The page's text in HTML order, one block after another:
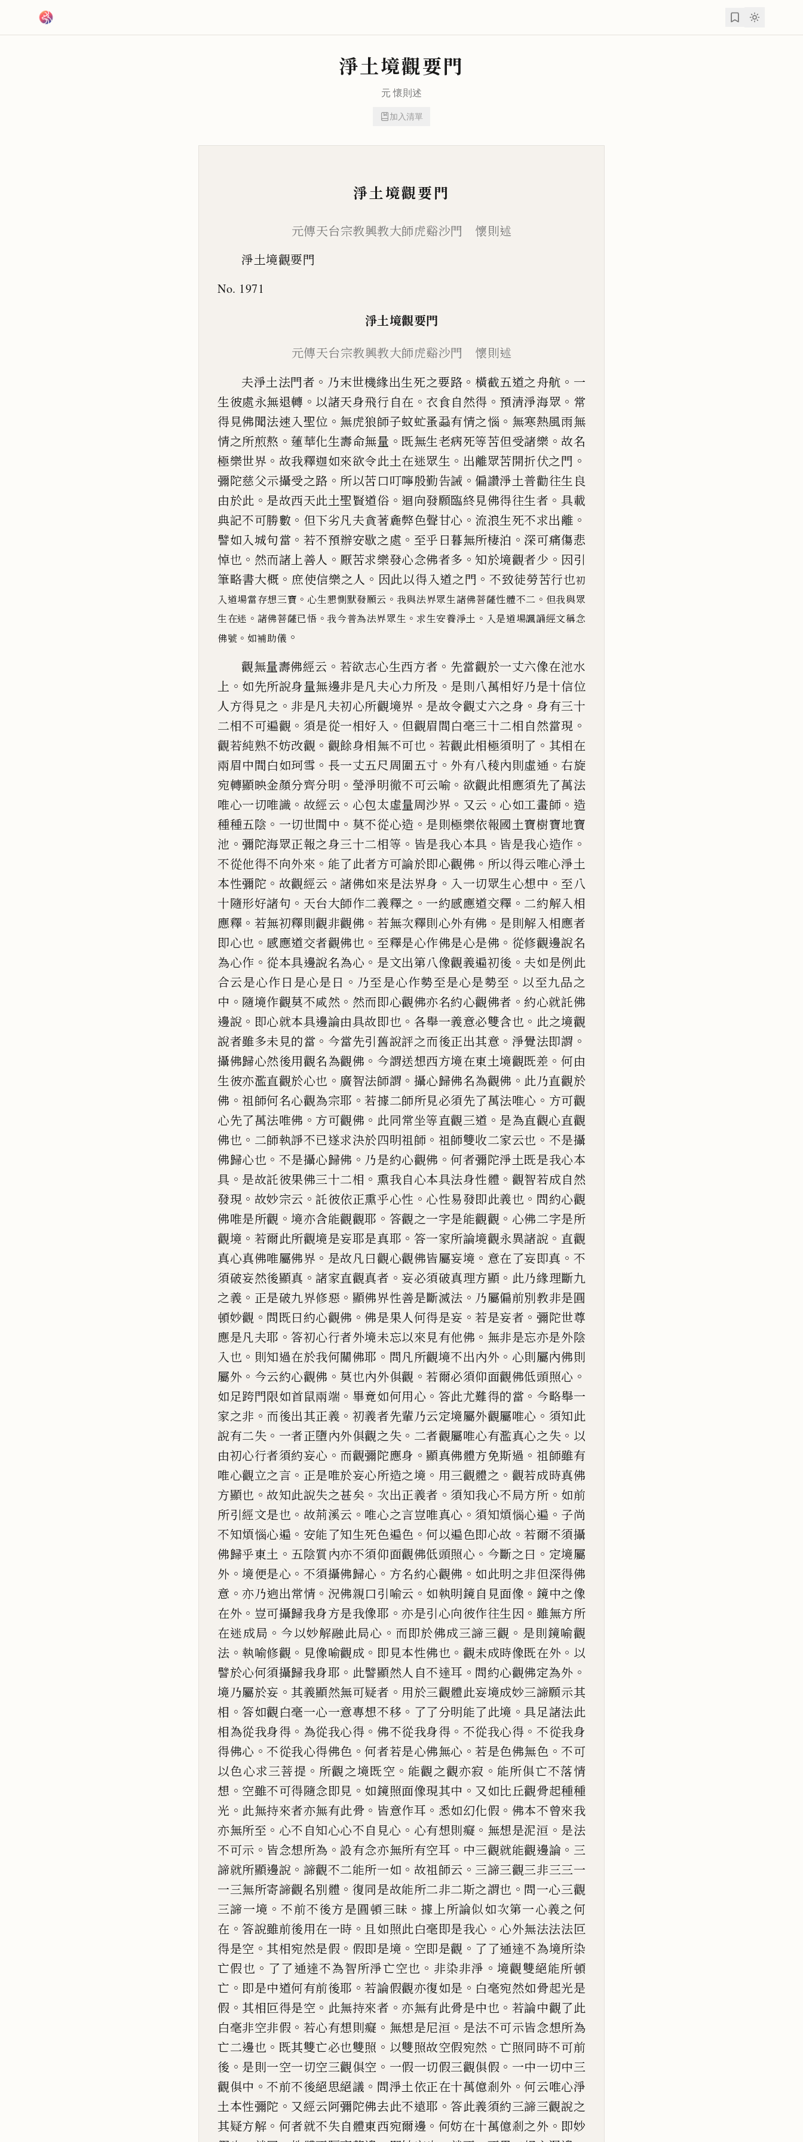
淨土境觀要門
元懷則述
加入清單
淨土境觀要門
元傳天台宗教興教大師虎谿沙門 懷則述
淨土境觀要門
No. 1971
淨土境觀要門
元傳天台宗教興教大師虎谿沙門 懷則述
夫淨土法門者 。 乃末世機緣出生死之要路 。 橫截五道之舟航 。 一
生彼處永無退轉 。 以諸天身飛行自在 。 衣食自然得 。預清淨海眾 。 常
得見佛聞法速入聖位 。 無虎狼師子蚊虻蚤蝨有情之惱 。 無寒熱風雨無
情之所煎熬 。蓮華化生壽命無量 。 既無生老病死等苦但受諸樂 。故名
極樂世界 。 故我釋迦如來欲令此土在迷眾生 。 出離眾苦開折伏之門 。
彌陀慈父示攝受之路 。 所以苦口叮嚀殷勤告誡 。偏讚淨土普勸往生良
由於此 。 是故西天此土聖賢道俗 。 迴向發願臨終見佛得往生者 。具載
典記不可勝數 。 但下劣凡夫貪著麁弊色聲甘心 。 流浪生死不求出離 。
譬如入城句當 。 若不預辦安歇之處 。 至乎日暮無所棲泊 。 深可痛傷悲
悼也 。 然而諸上善人 。 厭苦求樂發心念佛者多 。知於境觀者少 。 因引
筆略書大概 。 庶使信樂之人 。 因此以得入道之門 。 不致徒勞苦行也初
入道場當存想三寶 。 心生懇惻默發願云 。 我與法界眾生諸佛菩薩性體不二 。 但我與眾
生在迷 。 諸佛菩薩已悟 。我今普為法界眾生 。求生安養淨土 。 入是道場諷誦經文稱念
佛號 。 如補助儀 。
觀無量壽佛經云 。 若欲志心生西方者 。 先當觀於一丈六像在池水
上 。 如先所說身量無邊非是凡夫心力所及 。 是則八萬相好乃是十信位
人方得見之 。 非是凡夫初心所觀境界 。 是故令觀丈六之身 。 身有三十
二相不可遍觀 。 須是從一相好入 。 但觀眉間白毫三十二相自然當現 。
觀若純熟不妨改觀 。 觀餘身相無不可也 。 若觀此相極須明了 。 其相在
兩眉中間白如珂雪 。 長一丈五尺周圍五寸 。 外有八稜內則虛通 。右旋
宛轉顯映金顏分齊分明 。 瑩淨明徹不可云喻 。 欲觀此相應須先了萬法
唯心一切唯識 。 故經云 。 心包太虛量周沙界 。 又云 。 心如工畫師 。 造
種種五陰 。 一切世間中 。 莫不從心造 。 是則極樂依報國土寶樹寶地寶
池 。彌陀海眾正報之身三十二相等 。 皆是我心本具 。 皆是我心造作 。
不從他得不向外來 。 能了此者方可論於即心觀佛 。 所以得云唯心淨土
本性彌陀 。 故觀經云 。諸佛如來是法界身 。 入一切眾生心想中 。 至八
十隨形好諸句 。 天台大師作二義釋之 。 一約感應道交釋 。 二約解入相
應釋 。 若無初釋則觀非觀佛 。 若無次釋則心外有佛 。 是則解入相應者
即心也 。 感應道交者觀佛也 。 至釋是心作佛是心是佛 。 從修觀邊說名
為心作 。 從本具邊說名為心 。 是文出第八像觀義遍初後 。 夫如是例此
合云是心作日是心是日 。 乃至是心作勢至是心是勢至 。 以至九品之
中 。 隨境作觀莫不咸然 。 然而即心觀佛亦名約心觀佛者 。 約心就託佛
邊說 。 即心就本具邊論由具故即也 。 各舉一義意必雙含也 。 此之境觀
說者雖多未見的當 。 今當先引舊說評之而後正出其意 。 淨覺法即謂 。
攝佛歸心然後用觀名為觀佛 。 今謂送想西方境在東土境觀既差 。何由
生彼亦濫直觀於心也 。 廣智法師謂 。 攝心歸佛名為觀佛 。 此乃直觀於
佛 。 祖師何名心觀為宗耶 。若據二師所見必須先了萬法唯心 。 方可觀
心先了萬法唯佛 。 方可觀佛 。 此同常坐等直觀三道 。 是為直觀心直觀
佛也 。 二師執諍不已遂求決於四明祖師 。 祖師雙收二家云也 。 不是攝
佛歸心也 。 不是攝心歸佛 。 乃是約心觀佛 。何者彌陀淨土既是我心本
具 。 是故託彼果佛三十二相 。 熏我自心本具法身性體 。 觀智若成自然
發現 。 故妙宗云 。託彼依正熏乎心性 。 心性易發即此義也 。 問約心觀
佛唯是所觀 。境亦含能觀觀耶 。 答觀之一字是能觀觀 。 心佛二字是所
觀境 。 若爾此所觀境是妄耶是真耶 。 答一家所論境觀永異諸說 。 直觀
真心真佛唯屬佛界 。 是故凡曰觀心觀佛皆屬妄境 。 意在了妄即真 。 不
須破妄然後顯真 。諸家直觀真者 。妄必須破真理方顯 。 此乃緣理斷九
之義 。 正是破九界修惡 。 顯佛界性善是斷滅法 。 乃屬偏前別教非是圓
頓妙觀 。 問既曰約心觀佛 。佛是果人何得是妄 。若是妄者 。 彌陀世尊
應是凡夫耶 。答初心行者外境未忘以來見有他佛 。 無非是忘亦是外陰
入也 。 則知過在於我何關佛耶 。 問凡所觀境不出內外 。 心則屬內佛則
屬外 。 今云約心觀佛 。 莫也內外俱觀 。若爾必須仰面觀佛低頭照心 。
如足跨門限如首鼠兩端 。 畢竟如何用心 。 答此尤難得的當 。 今略舉一
家之非 。 而後出其正義 。 初義者先輩乃云定境屬外觀屬唯心 。 須知此
說有二失 。 一者正墮內外俱觀之失 。 二者觀屬唯心有濫真心之失 。 以
由初心行者須約妄心 。 而觀彌陀應身 。 顯真佛體方免斯過 。 祖師雖有
唯心觀立之言 。 正是唯於妄心所造之境 。 用三觀體之 。 觀若成時真佛
方顯也 。故知此說失之甚矣 。 次出正義者 。 須知我心不局方所 。 如前
所引經文是也 。 故荊溪云 。 唯心之言豈唯真心 。 須知煩惱心遍 。 子尚
不知煩惱心遍 。 安能了知生死色遍色 。何以遍色即心故 。若爾不須攝
佛歸乎東土 。 五陰質內亦不須仰面觀佛低頭照心 。 今斷之曰 。 定境屬
外 。境便是心 。 不須攝佛歸心 。 方名約心觀佛 。 如此明之非但深得佛
意 。亦乃逈出常情 。 況佛親口引喻云 。 如執明鏡自見面像 。 鏡中之像
在外 。 豈可攝歸我身方是我像耶 。亦是引心向彼作往生因 。 雖無方所
在迷成局 。 今以妙解融此局心 。 而即於佛成三諦三觀 。 是則鏡喻觀
法 。 執喻修觀 。 見像喻觀成 。 即見本性佛也 。 觀未成時像既在外 。 以
譬於心何須攝歸我身耶 。 此譬顯然人自不達耳 。 問約心觀佛定為外 。
境乃屬於妄 。其義顯然無可疑者 。 用於三觀體此妄境成妙三諦願示其
相 。答如觀白毫一心一意專想不移 。 了了分明能了此境 。具足諸法此
相為從我身得 。 為從我心得 。 佛不從我身得 。 不從我心得 。 不從我身
得佛心 。不從我心得佛色 。何者若是心佛無心 。若是色佛無色 。不可
以色心求三菩提 。 所觀之境既空 。 能觀之觀亦寂 。 能所俱亡不落情
想 。 空雖不可得隨念即見 。 如鏡照面像現其中 。 又如比丘觀骨起種種
光 。 此無持來者亦無有此骨 。 皆意作耳 。 悉如幻化假 。 佛本不曾來我
亦無所至 。 心不自知心心不自見心 。 心有想則癡 。 無想是泥洹 。 是法
不可示 。 皆念想所為 。設有念亦無所有空耳 。 中三觀就能觀邊論 。 三
諦就所顯邊說 。 諦觀不二能所一如 。 故祖師云 。 三諦三觀三非三三一
一三無所寄諦觀名別體 。 復同是故能所二非二斯之謂也 。 問一心三觀
三諦一境 。不前不後方是圓頓三昧 。 據上所論似如次第一心義之何
在 。答說雖前後用在一時 。 且如照此白毫即是我心 。 心外無法法法叵
得是空 。其相宛然是假 。 假即是境 。 空即是觀 。 了了通達不為境所染
亡假也 。 了了通達不為智所淨亡空也 。 非染非淨 。 境觀雙絕能所頓
亡 。 即是中道何有前後耶 。若論假觀亦復如是 。 白毫宛然如骨起光是
假 。其相叵得是空 。 此無持來者 。亦無有此骨是中也 。 若論中觀了此
白毫非空非假 。 若心有想則癡 。 無想是尼洹 。 是法不可示皆念想所為
亡二邊也 。 既其雙亡必也雙照 。 以雙照故空假宛然 。亡照同時不可前
後 。 是則一空一切空三觀俱空 。 一假一切假三觀俱假 。 一中一切中三
觀俱中 。不前不後絕思絕議 。 問淨土依正在十萬億剎外 。何云唯心淨
土本性彌陀 。 又經云阿彌陀佛去此不遠耶 。答此義須約三諦三觀說之
其疑方解 。 何者就不失自體東西宛爾邊 。 何妨在十萬億剎之外 。 即妙